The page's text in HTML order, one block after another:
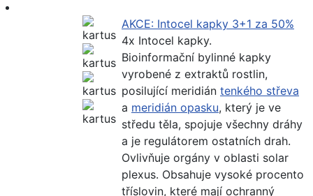
AKCE: Intocel kapky 3+1 za 50%
4x Intocel kapky.
Bioinformační bylinné kapky
vyrobené z extraktů rostlin,
posilující meridián tenkého střeva
a meridián opasku, který je ve
středu těla, spojuje všechny dráhy
a je regulátorem ostatních drah.
Ovlivňuje orgány v oblasti solar
plexus. Obsahuje vysoké procento
tříslovin, které mají ochranný